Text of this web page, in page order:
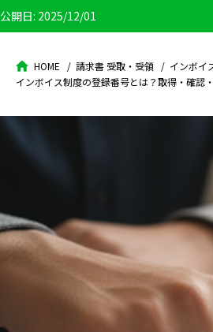
公開日: 2025/12/01
HOME 請求書 受取・受領
インボイ
インボイス制度の登録番号とは？取得・確認